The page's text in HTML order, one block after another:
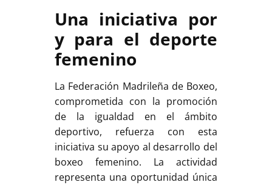
Una iniciativa por
y para el deporte
femenino
La Federación Madrileña de Boxeo,
comprometida con la promoción
de la igualdad en el ámbito
deportivo, refuerza con esta
iniciativa su apoyo al desarrollo del
boxeo femenino. La actividad
representa una oportunidad única